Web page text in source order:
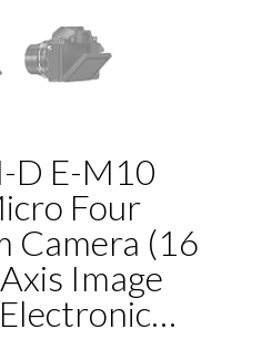
D E-M10
Four
Camera (16
Image